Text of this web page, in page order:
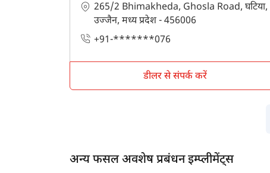
265/2 Bhimakheda, Ghosla Road, घटिया,
उज्जैन, मध्य प्रदेश - 456006
+91-*******076
डीलर से संपर्क करें
अन्य फसल अवशेष प्रबंधन इम्प्लीमेंट्स